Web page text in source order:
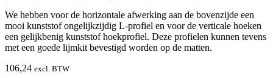
We hebben voor de horizontale afwerking aan de bovenzijde een
mooi kunststof ongelijkzijdig L-profiel en voor de verticale hoeken
een gelijkbenig kunststof hoekprofiel. Deze profielen kunnen tevens
met een goede lijmkit bevestigd worden op de matten.
106,24 excl. BTW